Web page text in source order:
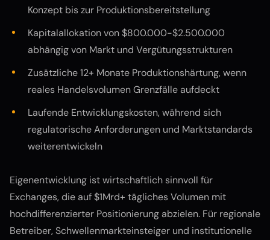
Konzept bis zur Produktionsbereitstellung
Kapitalallokation von $800.000-$2.500.000
abhängig von Markt und Vergütungsstrukturen
Zusätzliche 12+ Monate Produktionshärtung, wenn
reales Handelsvolumen Grenzfälle aufdeckt
Laufende Entwicklungskosten, während sich
regulatorische Anforderungen und Marktstandards
weiterentwickeln
Eigenentwicklung ist wirtschaftlich sinnvoll für
Exchanges, die auf $1Mrd+ tägliches Volumen mit
hochdifferenzierter Positionierung abzielen. Für regionale
Betreiber, Schwellenmarkteinsteiger und institutionelle